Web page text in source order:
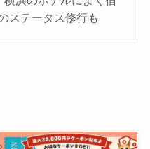
ステータス修行も